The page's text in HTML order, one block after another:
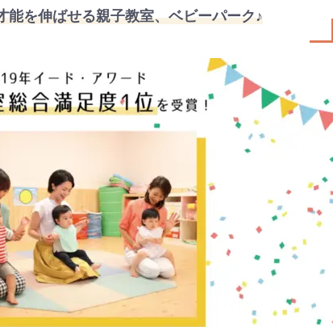
能を伸ばせる親子教室、ベビーパーク♪